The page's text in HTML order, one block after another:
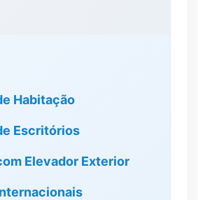
Habitação
Escritórios
Elevador Exterior